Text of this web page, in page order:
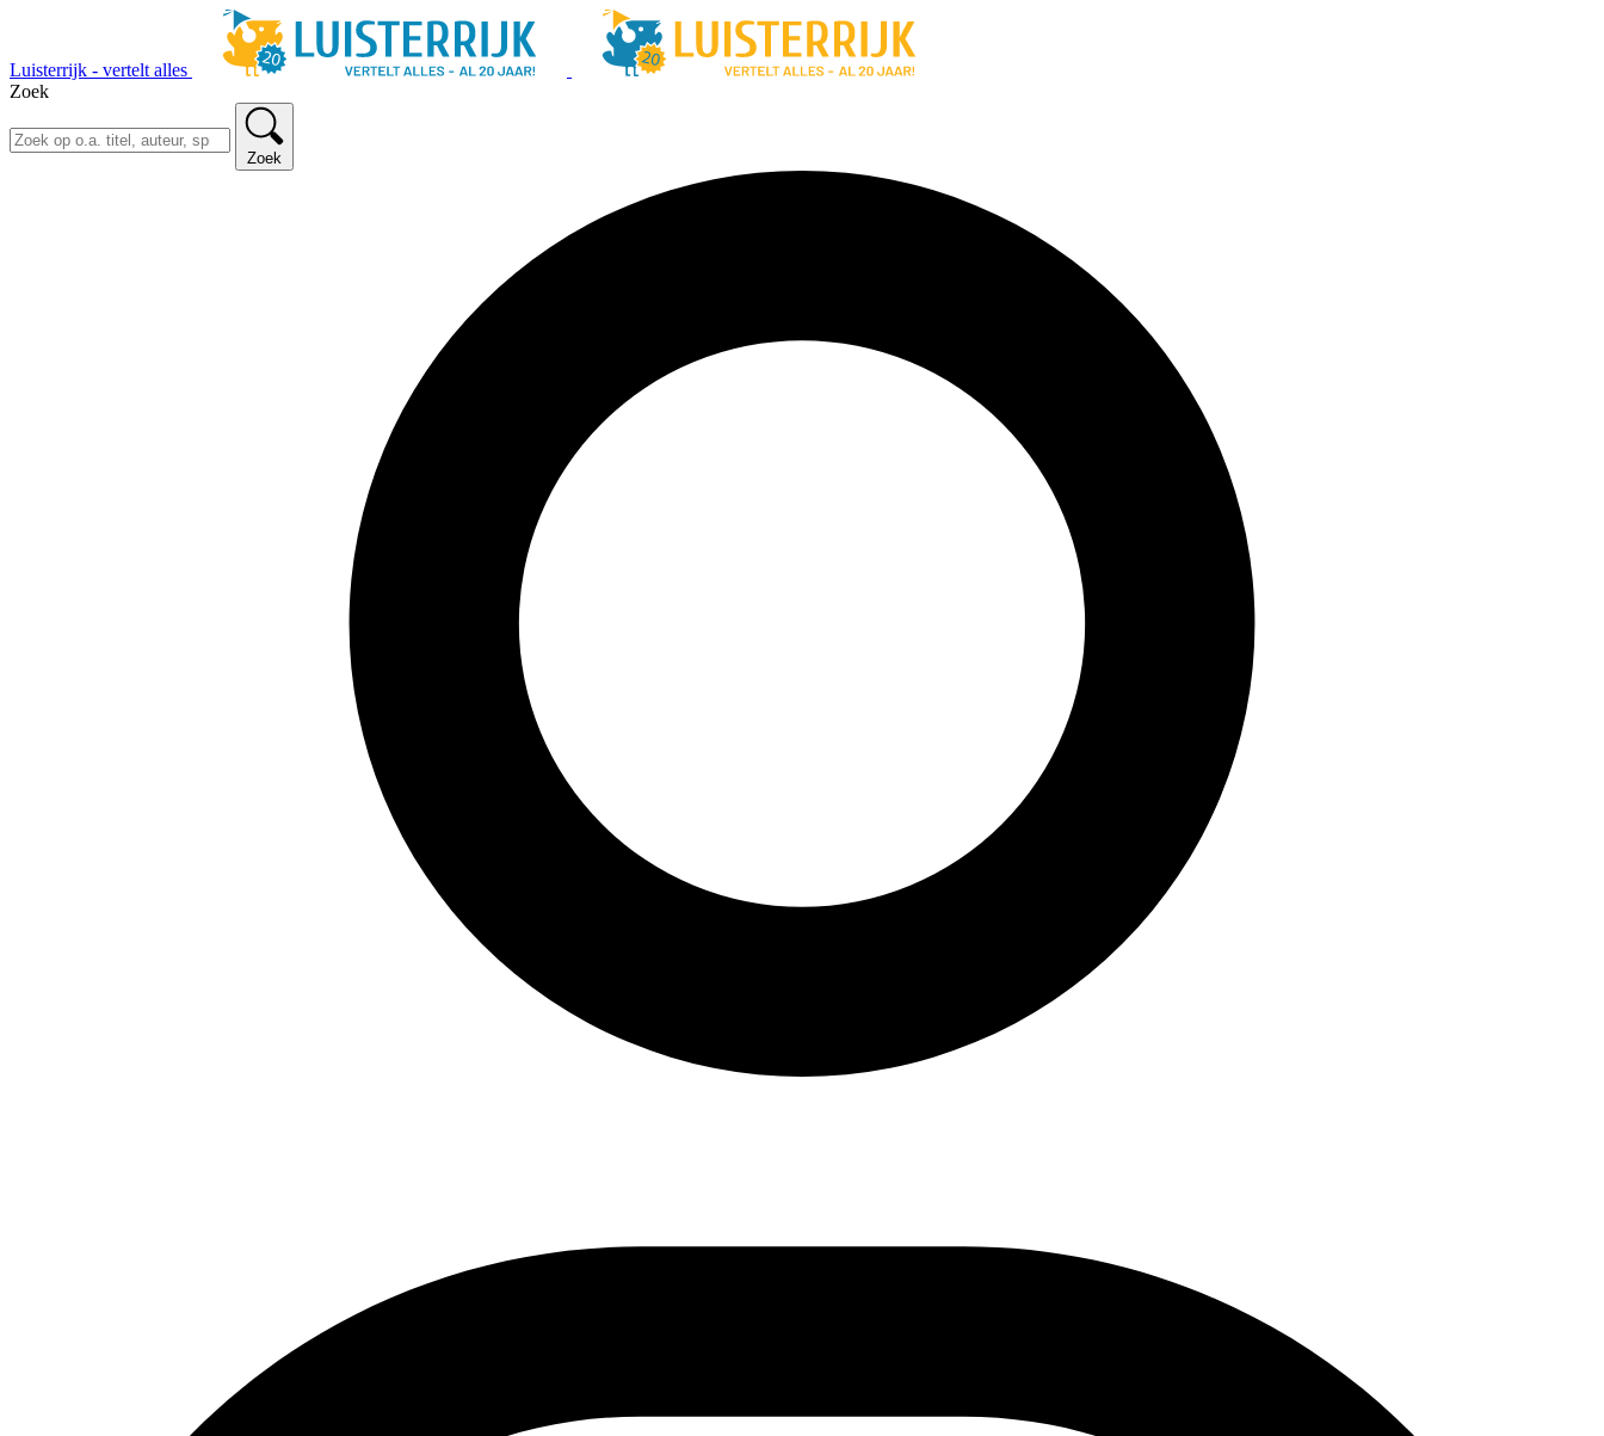
Luisterrijk - vertelt alles
Zoek
Zoek